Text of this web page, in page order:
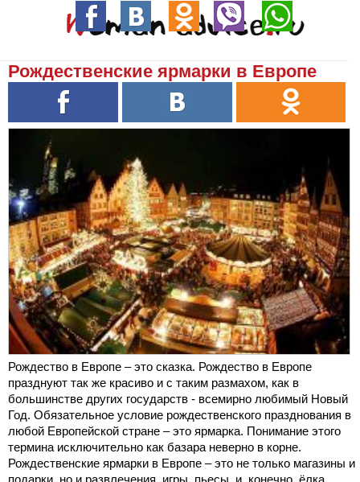
Рождественские ярмарки в Европе
Рождество в Европе – это сказка. Рождество в Европе
празднуют так же красиво и с таким размахом, как в
большинстве других государств - всемирно любимый Новый
Год. Обязательное условие рождественского празднования в
любой Европейской стране – это ярмарка. Понимание этого
термина исключительно как базара неверно в корне.
Рождественские ярмарки в Европе – это не только магазины и
подарки, но и развлечения, игры, пьесы, и, конечно, ёлка.